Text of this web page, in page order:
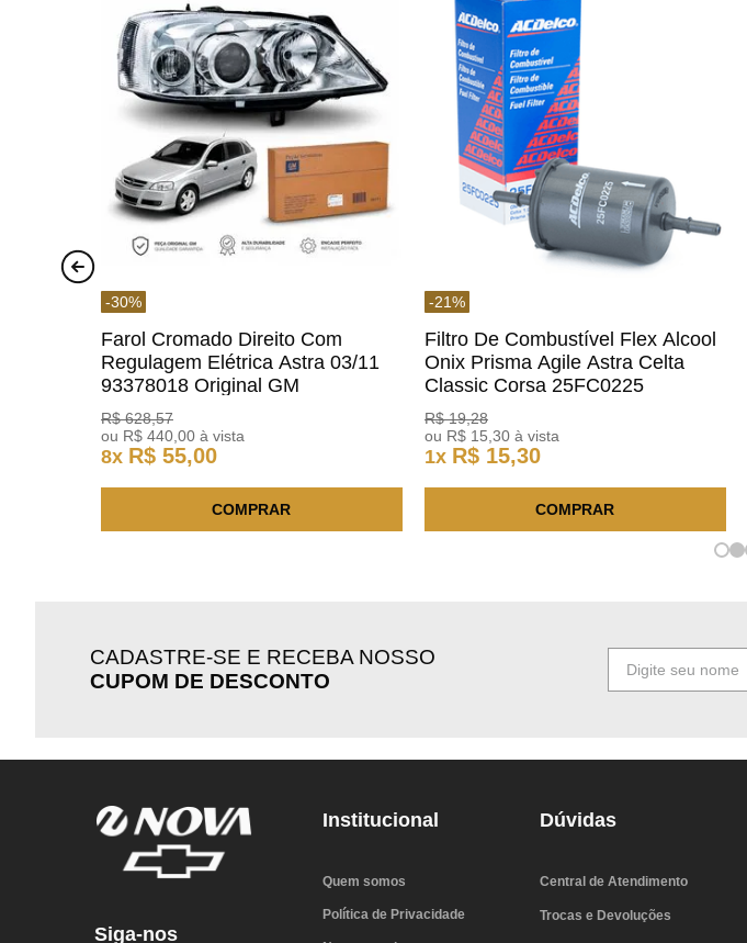
-30%
Farol Cromado Direito Com
Regulagem Elétrica Astra 03/11
93378018 Original GM
R$ 628,57
ou R$ 440 ,00 à vista
8x R$ 55,00
COMPRAR
-21%
Filtro De Combustível Flex Alcool
Onix Prisma Agile Astra Celta
Classic Corsa 25FC0225
ACDelco
R$ 19,28
ou R$ 15 ,30 à vista
1x R$ 15,30
COMPRAR
CADASTRE-SE E RECEBA NOSSO
CUPOM DE DESCONTO
Siga-nos
Institucional
Quem somos
Política de Privacidade
Dúvidas
Central de Atendimento
Trocas e Devoluções